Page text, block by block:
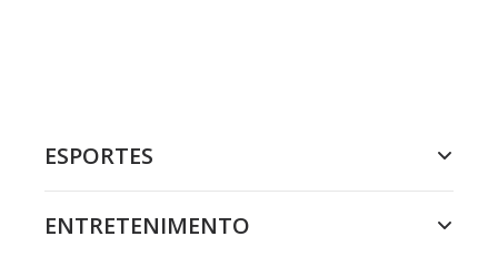
ESPORTES
ENTRETENIMENTO